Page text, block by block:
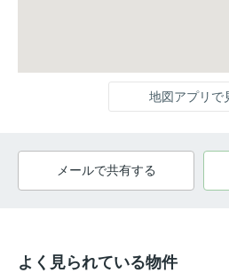
地図アプリで
メールで共有する
よく見られている物件